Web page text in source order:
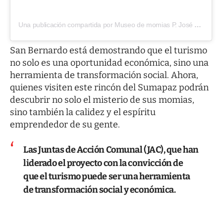
Una publicación compartida por Museo de momias P. José Arquímdes Castro (@museosanbernardo)
San Bernardo está demostrando que el turismo
no solo es una oportunidad económica, sino una
herramienta de transformación social. Ahora,
quienes visiten este rincón del Sumapaz podrán
descubrir no solo el misterio de sus momias,
sino también la calidez y el espíritu
emprendedor de su gente.
Las Juntas de Acción Comunal (JAC), que han
liderado el proyecto con la convicción de
que el turismo puede ser una herramienta
de transformación social y económica.